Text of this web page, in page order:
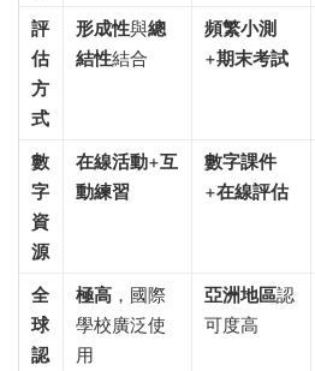
評
估
方
式
形成性與總
結性結合
頻繁小測
+期末考試
數
字
資
源
在線活動+互
動練習
數字課件
+在線評估
全
球
認
極高 ，國際
學校廣泛使
用
亞洲地區認
可度高